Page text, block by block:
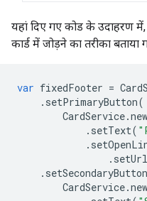
यहां दिए गए कोड के उदाहरण
कार्ड में जोड़ने का तरीका बताया
var fixedFooter =
. setPrimaryButton(
CardService.
. setText(
.
. setUrl
. setSecondaryButton
CardService.